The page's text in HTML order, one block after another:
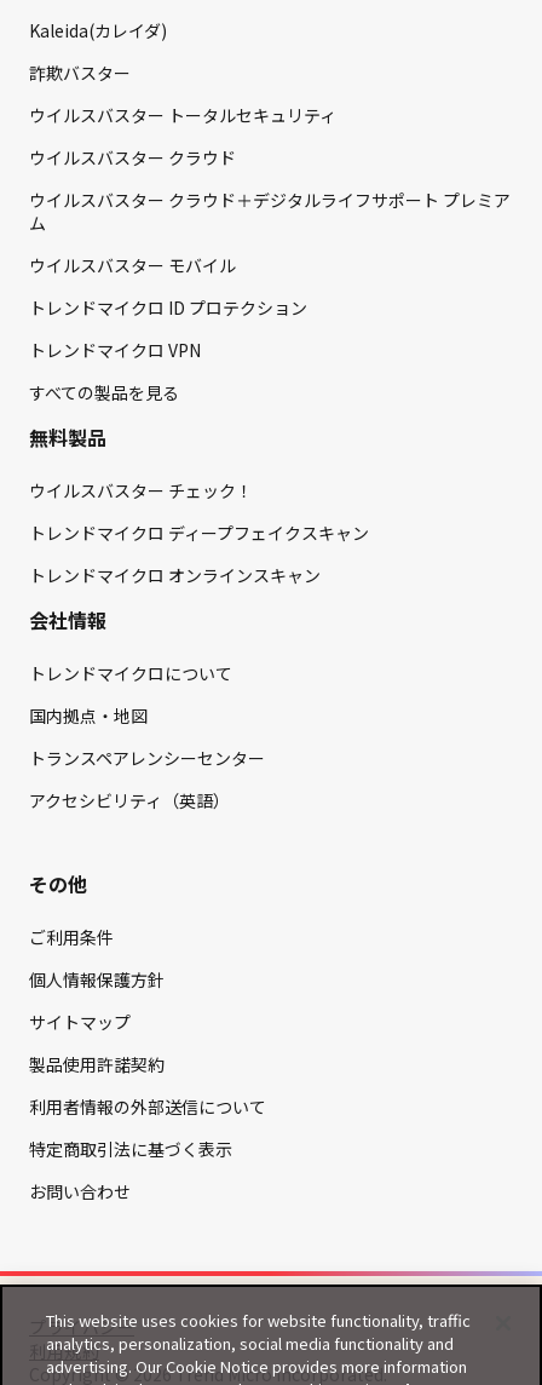
Kaleida(カレイダ)
詐欺バスター
ウイルスバスター トータルセキュリティ
ウイルスバスター クラウド
ウイルスバスター クラウド＋デジタルライフサポート プレミア
ム
ウイルスバスター モバイル
トレンドマイクロ ID プロテクション
トレンドマイクロ VPN
すべての製品を見る
無料製品
ウイルスバスター チェック！
トレンドマイクロ ディープフェイクスキャン
トレンドマイクロ オンラインスキャン
会社情報
トレンドマイクロについて
国内拠点・地図
トランスペアレンシーセンター
アクセシビリティ（英語）
その他
ご利用条件
個人情報保護方針
サイトマップ
製品使用許諾契約
利用者情報の外部送信について
特定商取引法に基づく表示
お問い合わせ
プライバシー
利用規約
Copyright © 2026 Trend Micro Incorporated.
This website uses cookies for website functionality, traffic
analytics, personalization, social media functionality and
advertising. Our Cookie Notice provides more information